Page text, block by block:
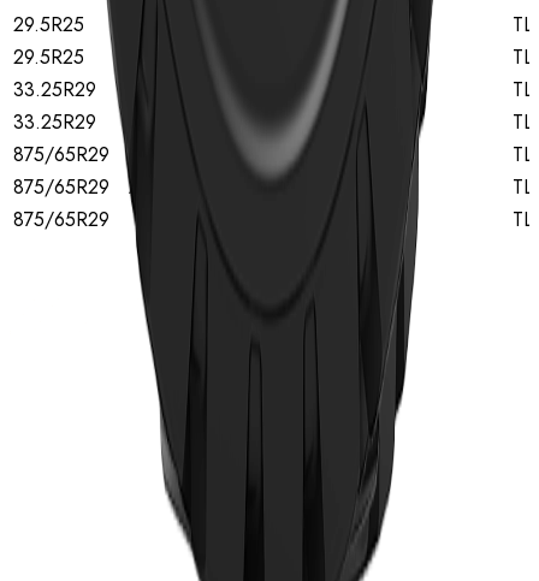
29.5R25
TL
29.5R25
A
TL
33.25R29
B
TL
33.25R29
★★
TL
875/65R29
★★
TL
875/65R29
A ★★
TL
875/65R29
TL